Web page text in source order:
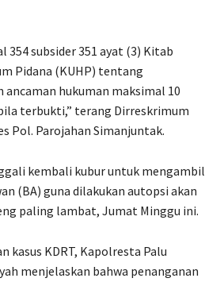
354 subsider 351 ayat (3) Kitab
Pidana (KUHP) tentang
ancaman hukuman maksimal 10
terbukti,” terang Dirreskrimum
Pol. Parojahan Simanjuntak.
kembali kubur untuk mengambil
(BA) guna dilakukan autopsi akan
paling lambat, Jumat Minggu ini.
kasus KDRT, Kapolresta Palu
menjelaskan bahwa penanganan